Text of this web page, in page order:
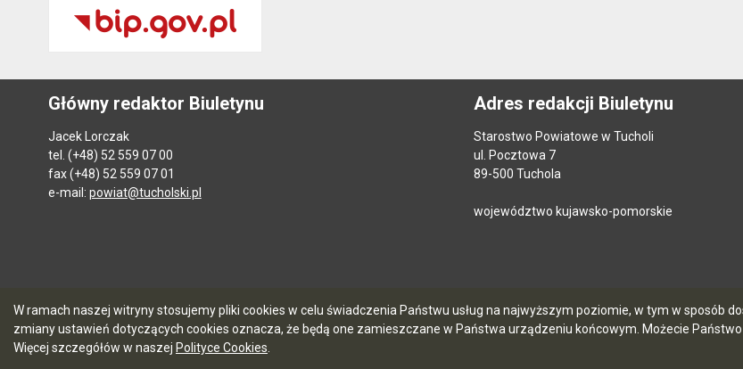
W ramach naszej witryny stosujemy pliki cookies w celu świadczenia Państwu usług na najwyższym poziomie, w tym w sposób
zmiany ustawień dotyczących cookies oznacza, że będą one zamieszczane w Państwa urządzeniu końcowym. Możecie
Więcej szczegółów w naszej Polityce Cookies
Główny redaktor Biuletynu
Jacek Lorczak
tel. (+48) 52 559 07 00
fax (+48) 52 559 07 01
e-mail: powiat@tucholski.pl
Adres redakcji Biuletynu
Starostwo Powiatowe w Tucholi
ul. Pocztowa 7
89-500 Tuchola
województwo kujawsko-pomorskie
5.7.0 [104]